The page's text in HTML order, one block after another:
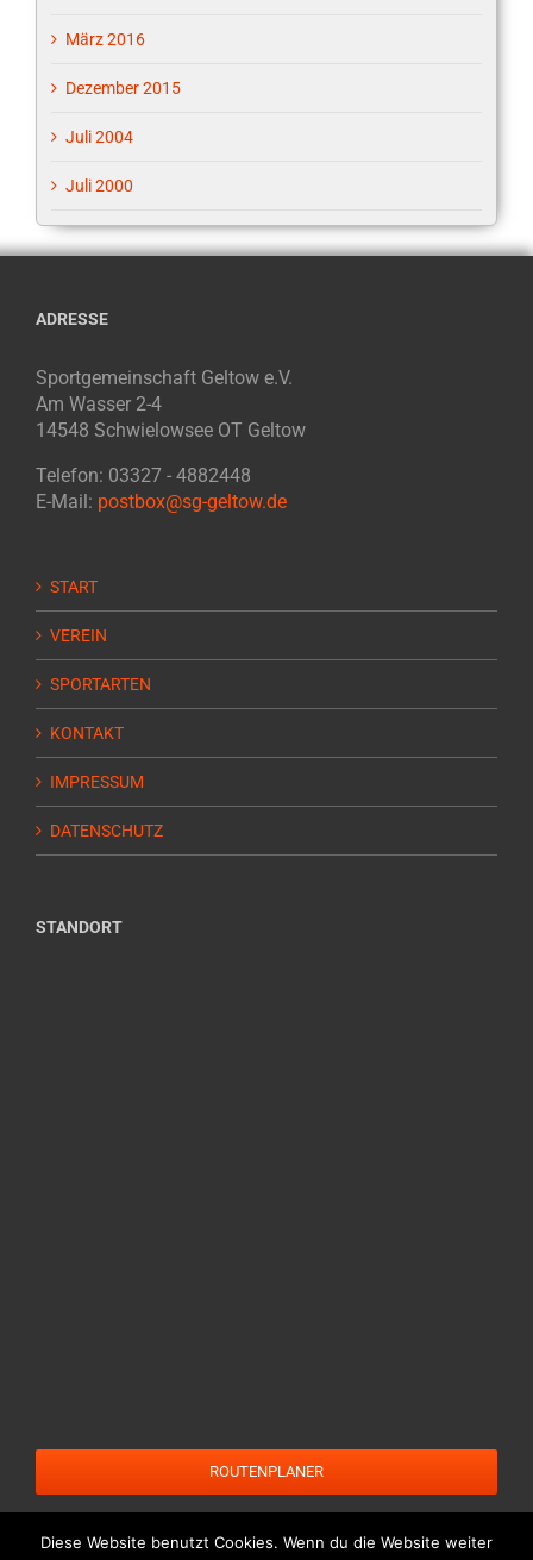
März 2016
Dezember 2015
Juli 2004
Juli 2000
ADRESSE
Sportgemeinschaft Geltow e.V.
Am Wasser 2-4
14548 Schwielowsee OT Geltow
Telefon: 03327 - 4882448
E-Mail: postbox@sg-geltow.de
START
VEREIN
SPORTARTEN
KONTAKT
IMPRESSUM
DATENSCHUTZ
STANDORT
ROUTENPLANER
Diese Website benutzt Cookies. Wenn du die Website weiter